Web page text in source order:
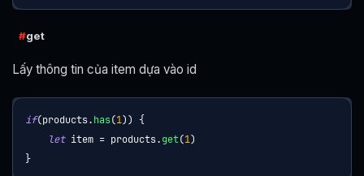
get
Lấy thông tin của item dựa vào id
if(products.has(1))
{
let item = products.get(1)
}